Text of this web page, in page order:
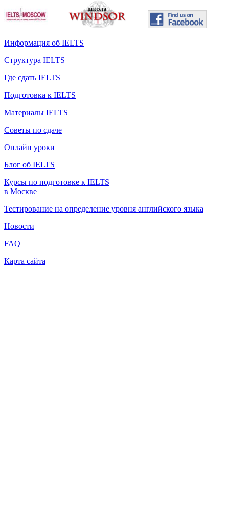
Информация об IELTS
Структура IELTS
Где сдать IELTS
Подготовка к IELTS
Материалы IELTS
Советы по сдаче
Онлайн уроки
Блог об IELTS
Курсы по подготовке к IELTS
в Москве
Тестирование на определение уровня английского языка
Новости
FAQ
Карта сайта